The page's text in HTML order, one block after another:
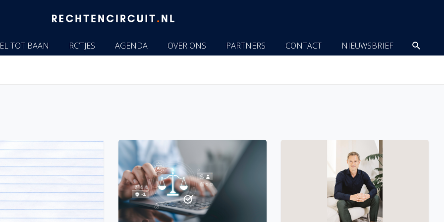
TOT BAAN RC’TJES AGENDA OVER ONS PARTNERS CONTACT NIEUWSBRIEF